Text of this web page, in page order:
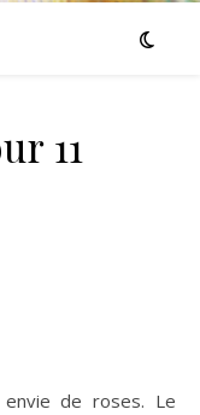
11
de roses. Le